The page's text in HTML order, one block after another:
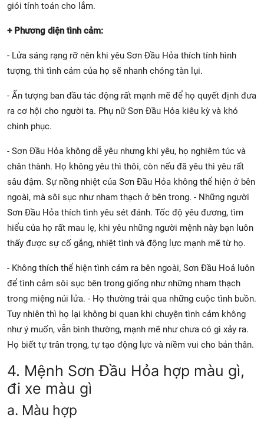
giỏi tính toán cho lắm.
+ Phương diện tình cảm:
- Lửa sáng rạng rỡ nên khi yêu Sơn Đầu Hỏa thích tính hình
tượng, thì tình cảm của họ sẽ nhanh chóng tàn lụi.
- Ấn tượng ban đầu tác động rất mạnh mẽ để họ quyết định đưa
ra cơ hội cho người ta. Phụ nữ Sơn Đầu Hỏa kiêu kỳ và khó
chinh phục.
- Sơn Đầu Hỏa không dễ yêu nhưng khi yêu, họ nghiêm túc và
chân thành. Họ không yêu thì thôi, còn nếu đã yêu thì yêu rất
sâu đậm. Sự nồng nhiệt của Sơn Đầu Hỏa không thể hiện ở bên
ngoài, mà sôi sục như nham thạch ở bên trong. - Những người
Sơn Đầu Hỏa thích tình yêu sét đánh. Tốc độ yêu đương, tìm
hiểu của họ rất mau lẹ, khi yêu những người mệnh này bạn luôn
thấy được sự cố gắng, nhiệt tình và động lực mạnh mẽ từ họ.
- Không thích thể hiện tình cảm ra bên ngoài, Sơn Đầu Hoả luôn
để tình cảm sôi sục bên trong giống như những nham thạch
trong miệng núi lửa. - Họ thường trải qua những cuộc tình buồn.
Tuy nhiên thì họ lại không bi quan khi chuyện tình cảm không
như ý muốn, vẫn bình thường, mạnh mẽ như chưa có gì xảy ra.
Họ biết tự trân trọng, tự tạo động lực và niềm vui cho bản thân.
4. Mệnh Sơn Đầu Hỏa hợp màu gì,
đi xe màu gì
a. Màu hợp